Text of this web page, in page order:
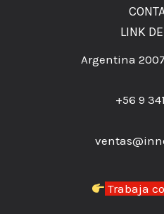
LINK
Argentina
+56 9
Trabaja